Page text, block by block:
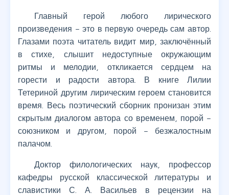
Главный герой любого лирического
произведения – это в первую очередь сам автор.
Глазами поэта читатель видит мир, заключённый
в стихе, слышит недоступные окружающим
ритмы и мелодии, откликается сердцем на
горести и радости автора. В книге Лилии
Тетериной другим лирическим героем становится
время. Весь поэтический сборник пронизан этим
скрытым диалогом автора со временем, порой –
союзником и другом, порой – безжалостным
палачом.
Доктор филологических наук, профессор
кафедры русской классической литературы и
славистики С. А. Васильев в рецензии на